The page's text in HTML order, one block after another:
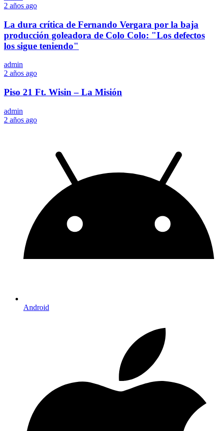
2 años ago
La dura crítica de Fernando Vergara por la baja
producción goleadora de Colo Colo: "Los defectos
los sigue teniendo"
admin
2 años ago
Piso 21 Ft. Wisin – La Misión
admin
2 años ago
Android